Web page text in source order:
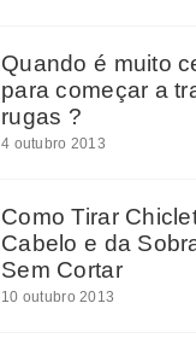
Quando é muito
para começar a
rugas ?
4 outubro 2013
Como Tirar
Cabelo e da
Sem Cortar
10 outubro 2013